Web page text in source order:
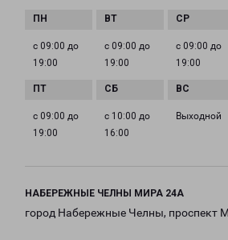
с 09:00 до
19:00
с 09:00 до
19:00
с 09:00 до
19:00
с 09:00 до
19:00
с 10:00 до
16:00
Выходной
НАБЕРЕЖНЫЕ ЧЕЛНЫ МИРА 24А
город Набережные Челны, проспект